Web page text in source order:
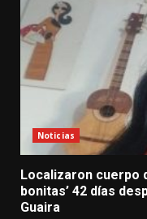
Noticias
Localizaron cuerpo
bonitas’ 42 días
Guaira